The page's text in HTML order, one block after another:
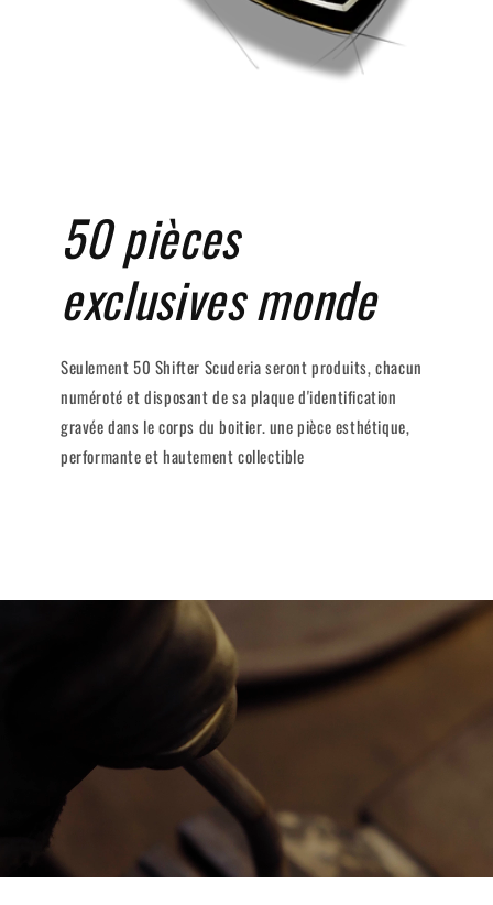
50 pièces
exclusives monde
Seulement 50 Shifter Scuderia seront produits, chacun
numéroté et disposant de sa plaque d'identification
gravée dans le corps du boitier. une pièce esthétique,
performante et hautement collectible